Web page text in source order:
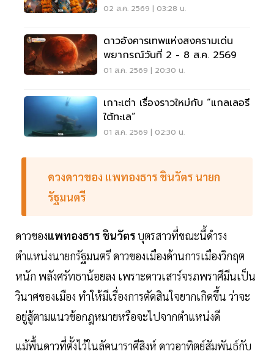
ชีวิตปัง
02 ส.ค. 2569 | 03:28 น.
ดาวอังคารเทพแห่งสงครามเด่น
พยากรณ์วันที่ 2 - 8 ส.ค. 2569
01 ส.ค. 2569 | 20:30 น.
เกาะเต่า เรื่องราวใหม่กับ “แกลเลอรี
ใต้ทะเล”
01 ส.ค. 2569 | 02:30 น.
ดวงดาวของ แพทองธาร ชินวัตร นายก
รัฐมนตรี
ดาวของแพทองธาร ชินวัตรบุตรสาวที่ขณะนี้ดำรง
ตำแหน่งนายกรัฐมนตรี ดาวของเมืองด้านการเมืองวิกฤต
หนัก พลังศรัทธาน้อยลง เพราะดาวเสาร์จรภพราศีมีนเป็น
วินาศของเมือง ทำให้มีเรื่องการตัดสินใจยากเกิดขึ้น ว่าจะ
อยู่สู้ตามแนวข้อกฎหมายหรือจะไปจากตำแหน่งดี
แม้พื้นดาวที่ตั้งไว้ในลัคนาราศีสิงห์ ดาวอาทิตย์สัมพันธ์กับ